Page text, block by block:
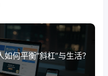
何平衡“斜杠”与生活？